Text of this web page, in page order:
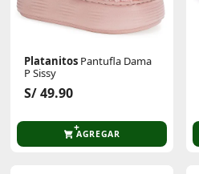
Platanitos Pantufla Dama
P Sissy
S/ 49.90
AGREGAR